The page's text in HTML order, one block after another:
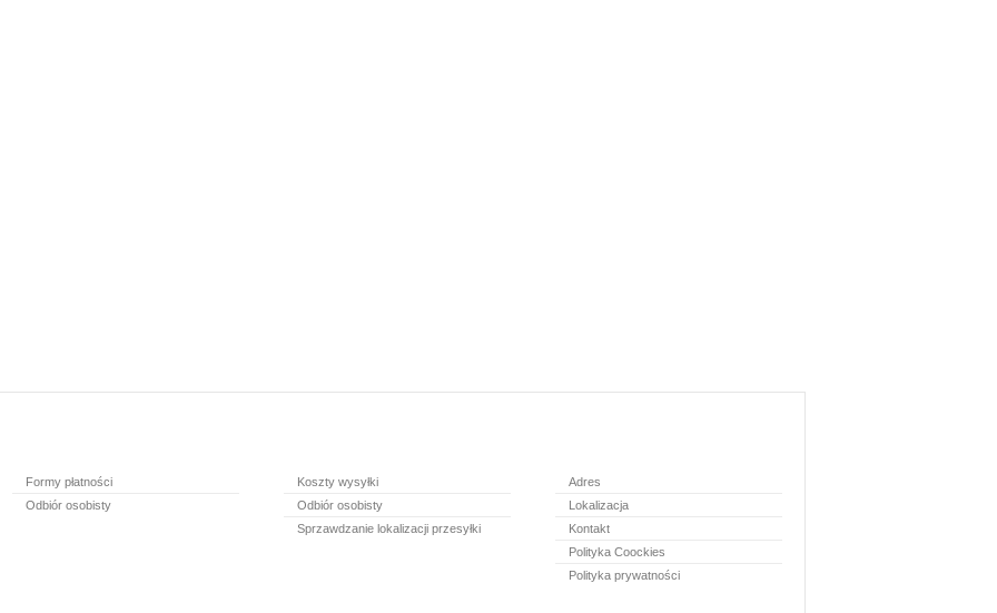
Formy płatności
Odbiór osobisty
Koszty wysyłki
Odbiór osobisty
Sprzawdzanie lokalizacji przesyłki
Adres
Lokalizacja
Kontakt
Polityka Coockies
Polityka prywatności